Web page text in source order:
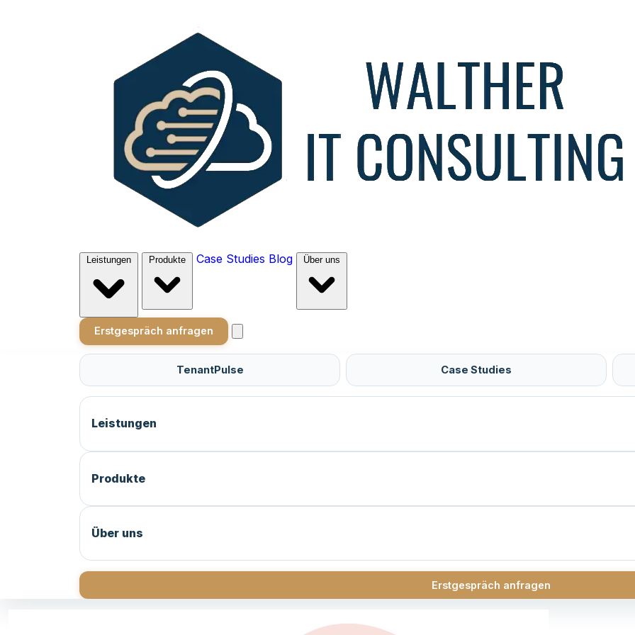
Case Studies Blog
Erstgespräch anfragen
TenantPulse Case Studies
Leistungen
Produkte
Über uns
Erstgespräch anfragen